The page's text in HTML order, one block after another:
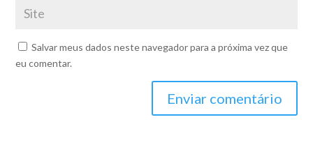
Salvar meus dados neste navegador para a próxima vez que
eu comentar.
Enviar comentário